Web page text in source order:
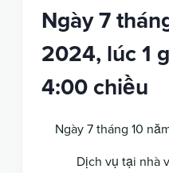
Ngày 7
2024, lúc 1
4:00 chiều
Ngày 7 tháng 10
Dịch vụ tại nhà